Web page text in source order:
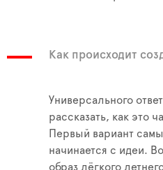
Как происходит
Универсального
рассказать, как это
Первый вариант
начинается с идеи.
образ лёгкого